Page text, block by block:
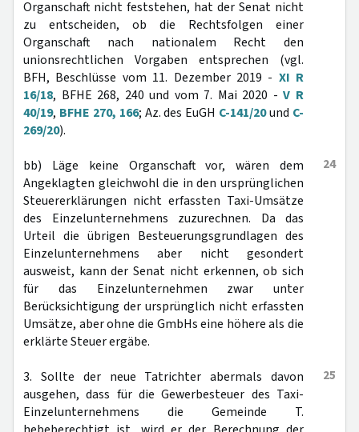
Organschaft nicht feststehen, hat der Senat nicht
zu entscheiden, ob die Rechtsfolgen einer
Organschaft nach nationalem Recht den
unionsrechtlichen Vorgaben entsprechen (vgl.
BFH, Beschlüsse vom 11. Dezember 2019 - XI R
16/18, BFHE 268, 240 und vom 7. Mai 2020 -V R
40/19, BFHE 270, 166; Az. des EuGH C-141/20und C-
269/20).
24
bb) Läge keine Organschaft vor, wären dem
Angeklagten gleichwohl die in den ursprünglichen
Steuererklärungen nicht erfassten Taxi-Umsätze
des Einzelunternehmens zuzurechnen. Da das
Urteil die übrigen Besteuerungsgrundlagen des
Einzelunternehmens aber nicht gesondert
ausweist, kann der Senat nicht erkennen, ob sich
für das Einzelunternehmen zwar unter
Berücksichtigung der ursprünglich nicht erfassten
Umsätze, aber ohne die GmbHs eine höhere als die
erklärte Steuer ergäbe.
25
3. Sollte der neue Tatrichter abermals davon
ausgehen, dass für die Gewerbesteuer des Taxi-
Einzelunternehmens die Gemeinde T.